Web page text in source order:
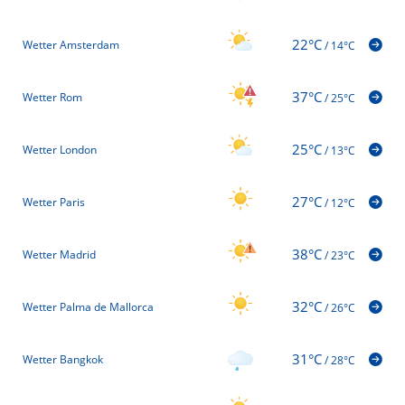
Wetter Amsterdam 22°C/14°C
Wetter Rom 37°C/25°C
Wetter London 25°C/13°C
Wetter Paris 27°C/12°C
Wetter Madrid 38°C/23°C
Wetter Palma de Mallorca 32°C/26°C
Wetter Bangkok 31°C/28°C